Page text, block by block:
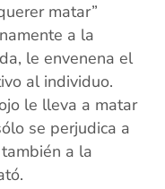
matar”
a la
le envenena el
al individuo.
le lleva a matar
se perjudica a
a la